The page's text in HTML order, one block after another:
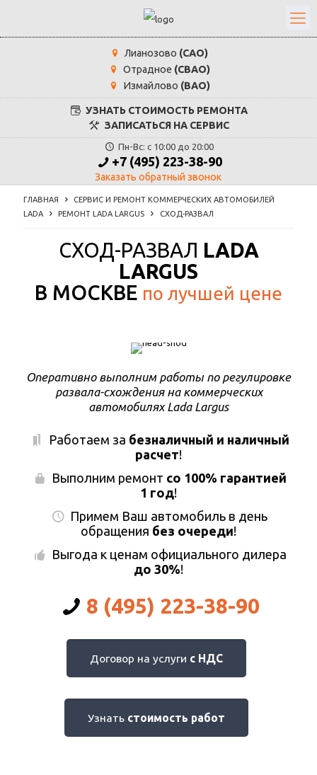
Лианозово (САО)
Отрадное (СВАО)
Измайлово (ВАО)
УЗНАТЬ СТОИМОСТЬ РЕМОНТА
ЗАПИСАТЬСЯ НА СЕРВИС
Пн-Вс: с 10:00 до 20:00
+7 (495) 223-38-90
Заказать обратный звонок
ГЛАВНАЯ
СЕРВИС И РЕМОНТ КОММЕРЧЕСКИХ АВТОМОБИЛЕЙ
LADA
РЕМОНТ LADA LARGUS СХОД-РАЗВАЛ
СХОД-РАЗВАЛ LADA
LARGUS
В МОСКВЕ по лучшей цене
Оперативно выполним работы по регулировке
развала-схождения на коммерческих
автомобилях Lada Largus
Работаем за безналичный и наличный
расчет!
Выполним ремонт со 100% гарантией
1 год!
Примем Ваш автомобиль в день
обращения без очереди!
Выгода к ценам официального дилера
до 30%!
8 (495) 223-38-90
Договор на услуги с НДС
Узнать стоимость работ